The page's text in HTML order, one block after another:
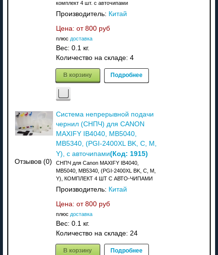
комплект 4 шт. с авточипами
Производитель: Китай
Цена: от 800 руб
плюс доставка
Вес: 0.1 кг.
Количество на складе: 4
В корзину Подробнее
Отзывов (0)
Система непрерывной подачи
чернил (СHПЧ) для CANON
MAXIFY IB4040, MB5040,
MB5340, (PGI-2400XL BK, C, M,
Y), с авточипами(Код: 1915)
СНПЧ для Canon MAXIFY IB4040,
MB5040, MB5340, (PGI-2400XL BK, C, M,
Y), КОМПЛЕКТ 4 ШТ С АВТО-ЧИПАМИ
Производитель: Китай
Цена: от 800 руб
плюс доставка
Вес: 0.1 кг.
Количество на складе: 24
В корзину Подробнее